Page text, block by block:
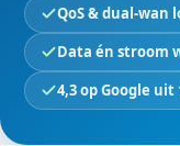
QoS & dual-wan
Data én stroom
4,3 op Google uit